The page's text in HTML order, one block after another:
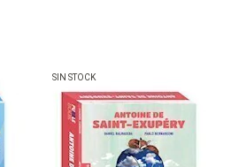
SIN STOCK